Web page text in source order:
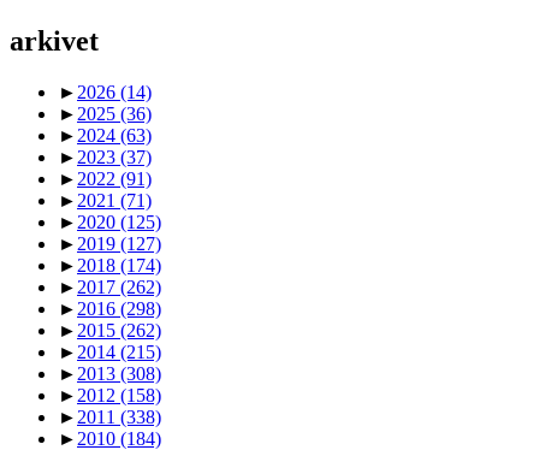
arkivet
► 2026 (14)
► 2025 (36)
► 2024 (63)
► 2023 (37)
► 2022 (91)
► 2021 (71)
► 2020 (125)
► 2019 (127)
► 2018 (174)
► 2017 (262)
► 2016 (298)
► 2015 (262)
► 2014 (215)
► 2013 (308)
► 2012 (158)
► 2011 (338)
► 2010 (184)